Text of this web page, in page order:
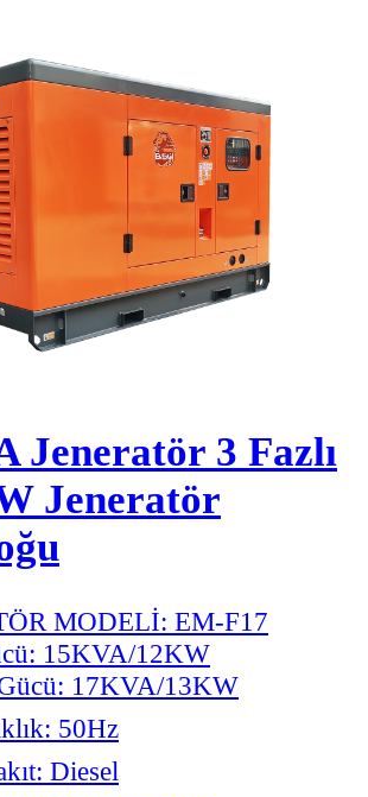
Jeneratör 3 Fazlı
Jeneratör
MODELİ: EM-F17
15KVA/12KW
17KVA/13KW
50Hz
Diesel